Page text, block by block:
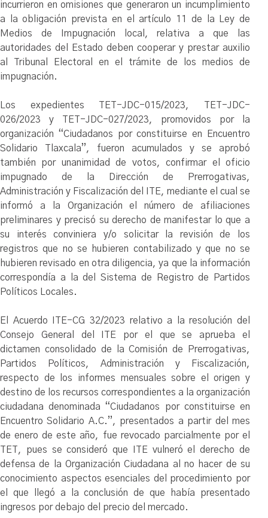
incurrieron en omisiones que generaron un incumplimiento
a la obligación prevista en el artículo 11 de la Ley de
Medios de Impugnación local, relativa a que las
autoridades del Estado deben cooperar y prestar auxilio
al Tribunal Electoral en el trámite de los medios de
impugnación.
Los expedientes TET-JDC-015/2023, TET-JDC-
026/2023 y TET-JDC-027/2023, promovidos por la
organización “Ciudadanos por constituirse en Encuentro
Solidario Tlaxcala”, fueron acumulados y se aprobó
también por unanimidad de votos, confirmar el oficio
impugnado de la Dirección de Prerrogativas,
Administración y Fiscalización del ITE, mediante el cual se
informó a la Organización el número de afiliaciones
preliminares y precisó su derecho de manifestar lo que a
su interés conviniera y/o solicitar la revisión de los
registros que no se hubieren contabilizado y que no se
hubieren revisado en otra diligencia, ya que la información
correspondía a la del Sistema de Registro de Partidos
Políticos Locales.
El Acuerdo ITE-CG 32/2023 relativo a la resolución del
Consejo General del ITE por el que se aprueba el
dictamen consolidado de la Comisión de Prerrogativas,
Partidos Políticos, Administración y Fiscalización,
respecto de los informes mensuales sobre el origen y
destino de los recursos correspondientes a la organización
ciudadana denominada “Ciudadanos por constituirse en
Encuentro Solidario A.C.”, presentados a partir del mes
de enero de este año, fue revocado parcialmente por el
TET, pues se consideró que ITE vulneró el derecho de
defensa de la Organización Ciudadana al no hacer de su
conocimiento aspectos esenciales del procedimiento por
el que llegó a la conclusión de que había presentado
ingresos por debajo del precio del mercado.